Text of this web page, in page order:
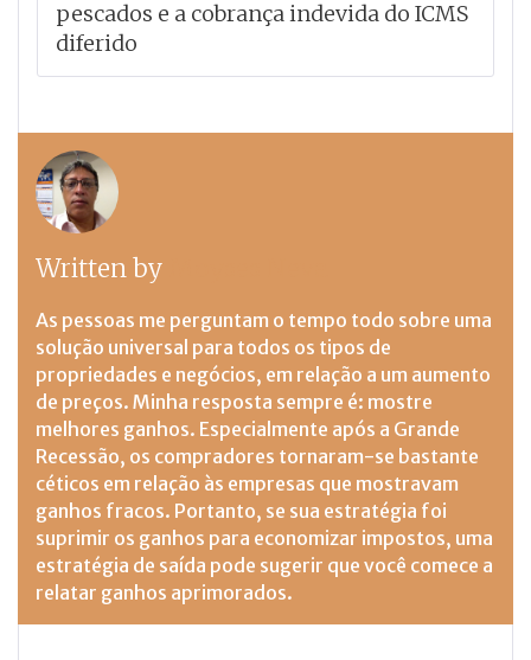
pescados e a cobrança indevida do ICMS
diferido
Written by
As pessoas me perguntam o tempo todo sobre uma
solução universal para todos os tipos de
propriedades e negócios, em relação a um aumento
de preços. Minha resposta sempre é: mostre
melhores ganhos. Especialmente após a Grande
Recessão, os compradores tornaram-se bastante
céticos em relação às empresas que mostravam
ganhos fracos. Portanto, se sua estratégia foi
suprimir os ganhos para economizar impostos, uma
estratégia de saída pode sugerir que você comece a
relatar ganhos aprimorados.